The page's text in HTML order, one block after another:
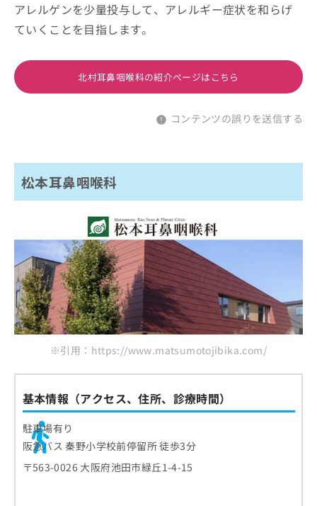
アレルゲンを少量投与して、アレルギー症状を和らげ
ていくことを目指します。
北村耳鼻咽喉科の紹介ページはこちら
コンテンツの誤りを送信する
松本耳鼻咽喉科
※引用：https://www.matsumotojibika.com/
基本情報（アクセス、住所、診療時間）
駐車場有り
阪急バス 秦野小学校前停留所 徒歩3分
〒563-0026 大阪府池田市緑丘1-4-15